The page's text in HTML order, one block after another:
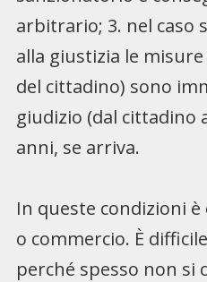
arbitrario; 3. nel caso
alla giustizia le
del cittadino) sono
giudizio (dal cittadino
anni, se arriva.
In queste condizioni
o commercio. È
perché spesso non si